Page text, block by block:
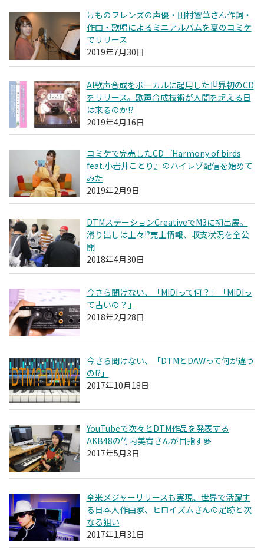
けものフレンズの声優・田村響華さん作詞・
作曲・歌唱によるミニアルバムを夏のコミケ
でリリース
2019年7月30日
AI歌声合成をボーカルに起用した世界初のCD
をリリース。歌声合成技術が人間を超える日
は来るのか!?
2019年4月16日
コミケで完売したCD『Harmony of birds
feat.小岩井ことり』のハイレゾ配信を始めて
みた
2019年2月9日
DTMステーションCreativeでM3に初出展。
滑り出しは上々!?売上情報、収支状況を全公
開
2018年4月30日
今さら聞けない、「MIDIって何？」「MIDIっ
て古いの？」
2018年2月28日
今さら聞けない、「DTMとDAWって何が違う
の!?」
2017年10月18日
YouTubeで次々とDTM作品を発表する
AKB48の竹内美宥さんが目指す夢
2017年5月3日
全米メジャーリリースも実現、世界で活躍す
る日本人作曲家、ヒロイズムさんの足跡と次
なる狙い
2017年1月31日